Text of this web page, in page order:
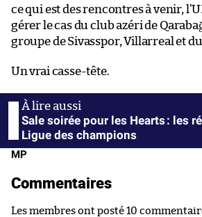
ce qui est des rencontres à venir,
gérer le cas du club azéri de
groupe de Sivasspor, Villarreal et
Un vrai casse-tête.
Sale soirée pour les Hearts : les
Ligue des champions
MP
Commentaires
Les membres ont posté 10